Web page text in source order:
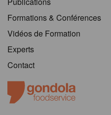
Formations & Conférences
Vidéos de Formation
Experts
Contact